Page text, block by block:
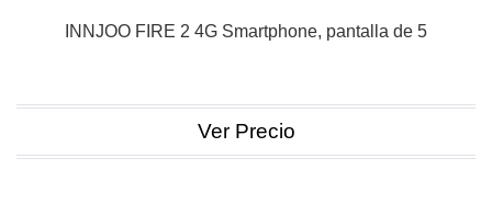
INNJOO FIRE 2 4G Smartphone, pantalla de 5
Ver Precio